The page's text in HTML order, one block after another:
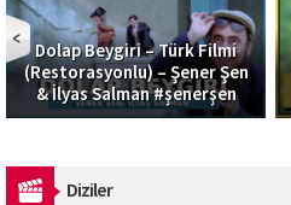
Dolap Beygiri – Türk Filmi
(Restorasyonlu) – Şener Şen
& İlyas Salman #şenerşen
Diziler